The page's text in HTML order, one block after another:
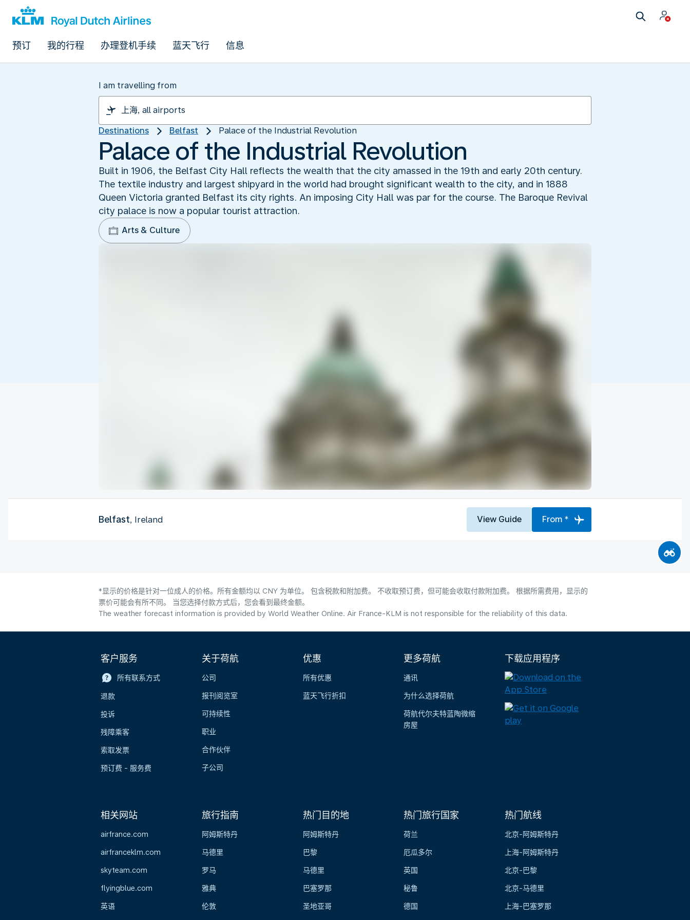
预订 我的行程 办理登机手续 蓝天飞行 信息
I am travelling from
Destinations Belfast Palace of the Industrial Revolution
Palace of the Industrial Revolution
Built in 1906, the Belfast City Hall reflects the wealth that the city amassed in the 19th and early 20th century.
The textile industry and largest shipyard in the world had brought significant wealth to the city, and in 1888
Queen Victoria granted Belfast its city rights. An imposing City Hall was par for the course. The Baroque Revival
city palace is now a popular tourist attraction.
Arts & Culture
Belfast, Ireland View Guide From *
*显示的价格是针对一位成人的价格。所有金额均以 CNY 为单位。 包含税款和附加费。 不收取预订费，但可能会收取付款附加费。 根据所需费用，显示的
票价可能会有所不同。 当您选择付款方式后，您会看到最终金额。
The weather forecast information is provided by World Weather Online. Air France-KLM is not responsible for the reliability of this data.
客户服务
所有联系方式
退款
投诉
残障乘客
索取发票
预订费 - 服务费
关于荷航
公司
报刊阅览室
可持续性
职业
合作伙伴
子公司
优惠
所有优惠
蓝天飞行折扣
更多荷航
通讯
为什么选择荷航
荷航代尔夫特蓝陶微缩
房屋
下载应用程序
相关网站
airfrance.com
airfranceklm.com
skyteam.com
flyingblue.com
英语
旅行指南
阿姆斯特丹
马德里
罗马
雅典
伦敦
热门目的地
阿姆斯特丹
巴黎
马德里
巴塞罗那
圣地亚哥
热门旅行国家
荷兰
厄瓜多尔
英国
秘鲁
德国
热门航线
北京-阿姆斯特丹
上海-阿姆斯特丹
北京-巴黎
北京-马德里
上海-巴塞罗那